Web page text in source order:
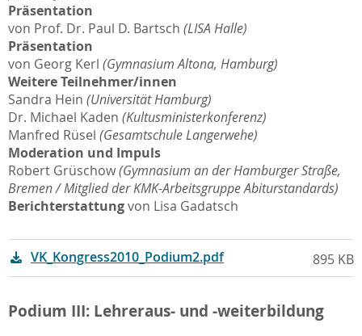
Präsentation
von Prof. Dr. Paul D. Bartsch (LISA Halle)
Präsentation
von Georg Kerl (Gymnasium Altona, Hamburg)
Weitere Teilnehmer/innen
Sandra Hein (Universität Hamburg)
Dr. Michael Kaden (Kultusministerkonferenz)
Manfred Rüsel (Gesamtschule Langerwehe)
Moderation und Impuls
Robert Grüschow(Gymnasium an der Hamburger Straße,
Bremen / Mitglied der KMK-Arbeitsgruppe Abiturstandards)
Berichterstattungvon Lisa Gadatsch
VK_Kongress2010_Podium2.pdf 895 KB
Podium III: Lehreraus- und -weiterbildung